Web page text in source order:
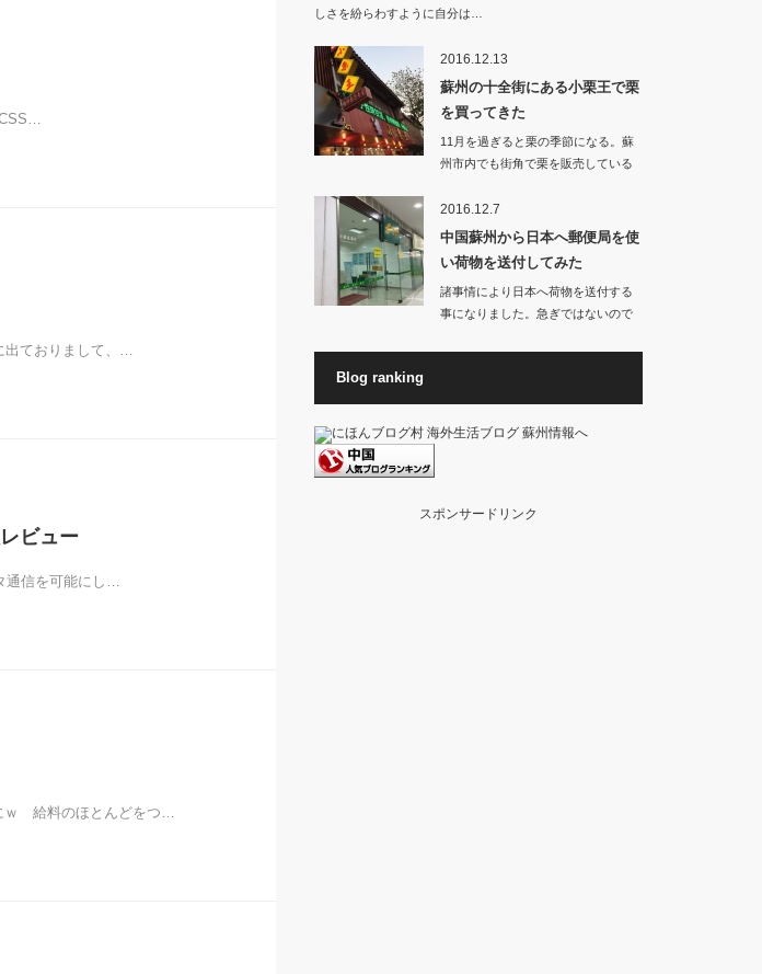
出ておりまして、…
ビュー
通信を可能にし…
ｗ 給料のほとんどをつ…
しさを紛らわすように自分は…
2016.12.13
蘇州の十全街にある小栗王で栗
を買ってきた
11月を過ぎると栗の季節になる。蘇
州市内でも街角で栗を販売している
2016.12.7
中国蘇州から日本へ郵便局を使
い荷物を送付してみた
諸事情により日本へ荷物を送付する
事になりました。急ぎではないので
Blog ranking
スポンサードリンク